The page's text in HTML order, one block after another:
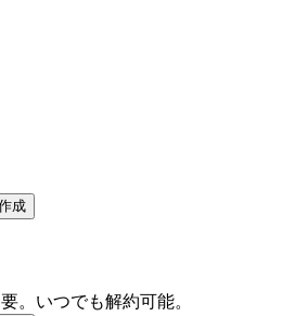
成
。いつでも解約可能。